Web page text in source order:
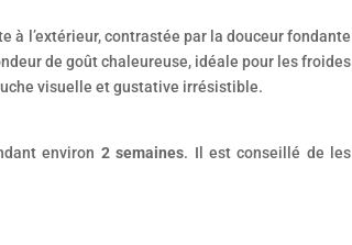
à l’extérieur, contrastée par la douceur fondante
de goût chaleureuse, idéale pour les froides
visuelle et gustative irrésistible.
environ 2 semaines. Il est conseillé de les